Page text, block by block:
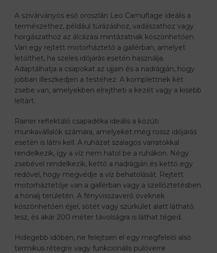
A szivárványos eső oroszlán Leo Camuflage ideális a
természethez, például túrázáshoz, vadászathoz vagy
horgászathoz az álcázási mintázatnak köszönhetően.
Van egy rejtett motorháztető a gallérban, amelyet
letölthet, ha szeles időjárás esetén használja.
Adaptálhatja a csapokat az ujjain és a nadrágján, hogy
jobban illeszkedjen a testéhez. A komplettnek két
zsebe van, amelyekben elrejtheti a kezét vagy a kisebb
leltárt.
Rainer reflektáló csapadéka ideális a közúti
munkavállalók számára, amelyeket még rossz időjárás
esetén is látni kell. A ruházat szalagos varratokkal
rendelkezik, így a víz nem hatol be a ruhákon. Négy
zsebével rendelkezik, kettő a nadrágján és kettő egy
redővel, hogy megvédje a víz behatolását. Rejtett
motorháztetője van a gallérban vagy a szellőztetésben
a hónalj területén. A fényvisszaverő öveknek
köszönhetően éjjel, sötét vagy szürkület alatt látható
lesz, és akár 200 méter távolságra is láthat téged.
Hidegebb időben, ne felejtsen el egy megfelelő alsó
termikus rétegre vagy funkcionális pulóverre